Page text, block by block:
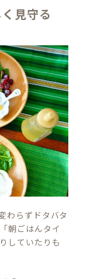
見守る
わらずドタバタ
朝ごはんタイ
していたりも